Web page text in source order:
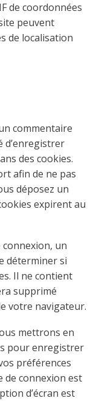
de coordonnées
peuvent
de localisation
commentaire
d’enregistrer
des cookies.
afin de ne pas
déposez un
expirent au
connexion, un
déterminer si
Il ne contient
supprimé
votre navigateur.
mettrons en
pour enregistrer
préférences
de connexion est
d’écran est